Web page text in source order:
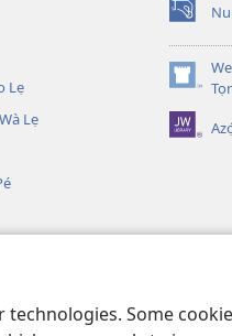
Some
Lẹ
Lẹ
(opens
new
window)
(opens
new
window)